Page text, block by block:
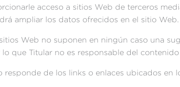
acceso a sitios Web de terceros
ampliar los datos ofrecidos en el sitio Web.
Web no suponen en ningún caso una
que Titular no es responsable del
responde de los links o enlaces ubicados